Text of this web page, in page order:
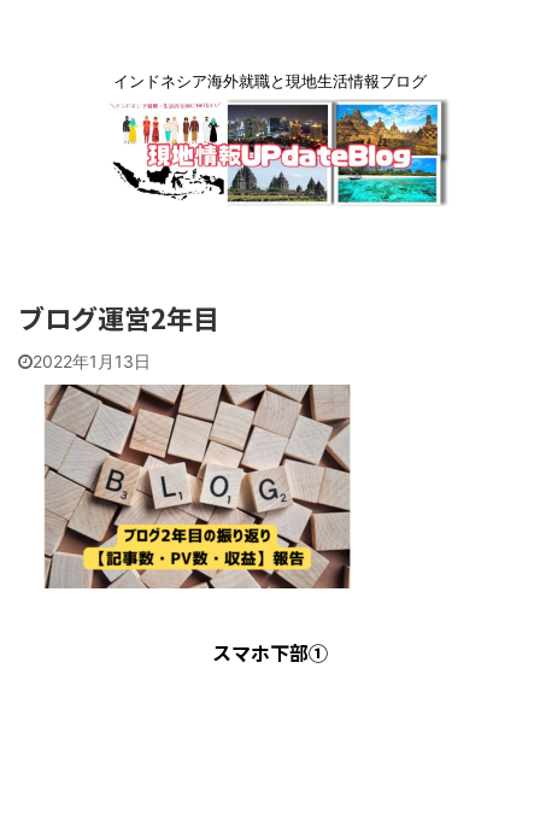
インドネシア海外就職と現地生活情報ブログ
ブログ運営2年目
2022年1月13日
スマホ下部①